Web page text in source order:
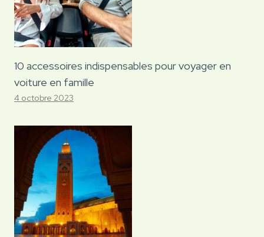
10 accessoires indispensables pour voyager en
voiture en famille
4 octobre 2023